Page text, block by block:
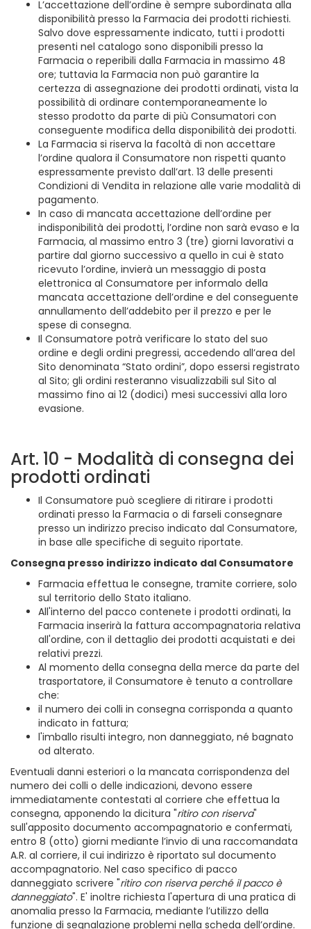
L’accettazione dell’ordine è sempre subordinata alla
disponibilità presso la Farmacia dei prodotti richiesti.
Salvo dove espressamente indicato, tutti i prodotti
presenti nel catalogo sono disponibili presso la
Farmacia o reperibili dalla Farmacia in massimo 48
ore; tuttavia la Farmacia non può garantire la
certezza di assegnazione dei prodotti ordinati, vista la
possibilità di ordinare contemporaneamente lo
stesso prodotto da parte di più Consumatori con
conseguente modifica della disponibilità dei prodotti.
La Farmacia si riserva la facoltà di non accettare
l’ordine qualora il Consumatore non rispetti quanto
espressamente previsto dall’art. 13 delle presenti
Condizioni di Vendita in relazione alle varie modalità di
pagamento.
In caso di mancata accettazione dell’ordine per
indisponibilità dei prodotti, l’ordine non sarà evaso e la
Farmacia, al massimo entro 3 (tre) giorni lavorativi a
partire dal giorno successivo a quello in cui è stato
ricevuto l’ordine, invierà un messaggio di posta
elettronica al Consumatore per informalo della
mancata accettazione dell’ordine e del conseguente
annullamento dell’addebito per il prezzo e per le
spese di consegna.
Il Consumatore potrà verificare lo stato del suo
ordine e degli ordini pregressi, accedendo all’area del
Sito denominata “Stato ordini”, dopo essersi registrato
al Sito; gli ordini resteranno visualizzabili sul Sito al
massimo fino ai 12 (dodici) mesi successivi alla loro
evasione.
Art. 10 - Modalità di consegna dei
prodotti ordinati
Il Consumatore può scegliere di ritirare i prodotti
ordinati presso la Farmacia o di farseli consegnare
presso un indirizzo preciso indicato dal Consumatore,
in base alle specifiche di seguito riportate.
Consegna presso indirizzo indicato dal Consumatore
Farmacia effettua le consegne, tramite corriere, solo
sul territorio dello Stato italiano.
All'interno del pacco contenete i prodotti ordinati, la
Farmacia inserirà la fattura accompagnatoria relativa
all'ordine, con il dettaglio dei prodotti acquistati e dei
relativi prezzi.
Al momento della consegna della merce da parte del
trasportatore, il Consumatore è tenuto a controllare
che:
il numero dei colli in consegna corrisponda a quanto
indicato in fattura;
l'imballo risulti integro, non danneggiato, né bagnato
od alterato.
Eventuali danni esteriori o la mancata corrispondenza del
numero dei colli o delle indicazioni, devono essere
immediatamente contestati al corriere che effettua la
consegna, apponendo la dicitura "ritiro con riserva"
sull'apposito documento accompagnatorio e confermati,
entro 8 (otto) giorni mediante l’invio di una raccomandata
A.R. al corriere, il cui indirizzo è riportato sul documento
accompagnatorio. Nel caso specifico di pacco
danneggiato scrivere "ritiro con riserva perché il pacco è
danneggiato". E' inoltre richiesta l'apertura di una pratica di
anomalia presso la Farmacia, mediante l’utilizzo della
funzione di segnalazione problemi nella scheda dell’ordine.